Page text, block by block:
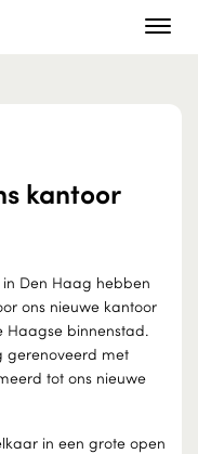
kantoor
Den Haag hebben
ons nieuwe kantoor
Haagse binnenstad.
gerenoveerd met
tot ons nieuwe
in een grote open
Toggle